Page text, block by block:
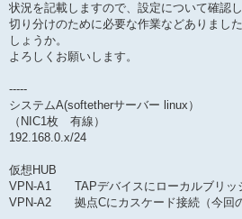
状況を記載しますので、設定について確認
切り分けのために必要な作業などありまし
しょうか。
よろしくお願いします。
-----
システムA(softetherサーバー linux）
（NIC1枚 有線）
192.168.0.x/24
仮想HUB
VPN-A1 TAPデバイスにローカルブリッ
VPN-A2 拠点Cにカスケード接続（今回の